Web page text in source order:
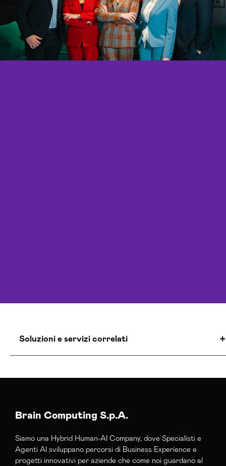
Soluzioni e servizi correlati
Agenzia Posizionamento Seo Trapani
Agenzia Web Marketing Trapani
Campagne Adv Social Trapani
Brain Computing S.p.A.
Siamo una Hybrid Human-AI Company, dove Specialisti e
Agenti AI sviluppano percorsi di Business Experience e
progetti innovativi per aziende che come noi guardano al